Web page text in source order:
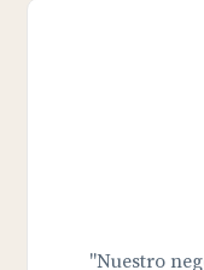
"Nuestro